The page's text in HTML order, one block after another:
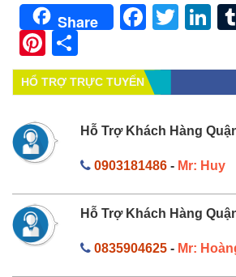
Share
Pinterest
HỔ TRỢ TRỰC TUYẾN
Hỗ Trợ Khách Hàng
0903181486- Mr: Huy
Hỗ Trợ Khách Hàng
0835904625- Mr: